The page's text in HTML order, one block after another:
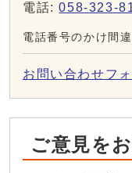
電話:058-323-
電話番号のかけ間
お問い合わせフ
ご意見を